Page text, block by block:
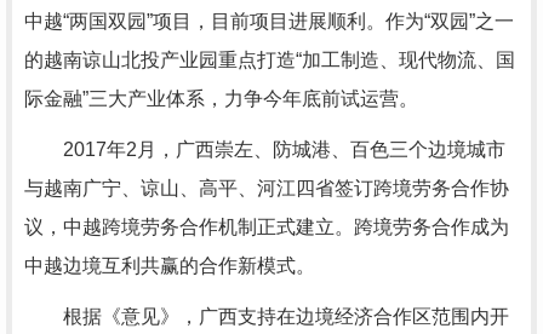
中越“两国双园”项目，目前项目进展顺利。作为“双园”之一
的越南谅山北投产业园重点打造“加工制造、现代物流、国
际金融”三大产业体系，力争今年底前试运营。
2017年2月，广西崇左、防城港、百色三个边境城市
与越南广宁、谅山、高平、河江四省签订跨境劳务合作协
议，中越跨境劳务合作机制正式建立。跨境劳务合作成为
中越边境互利共赢的合作新模式。
根据《意见》，广西支持在边境经济合作区范围内开